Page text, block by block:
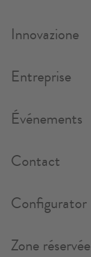
Innovazione
Entreprise
Événements
Contact
Configurator
Zone réservée